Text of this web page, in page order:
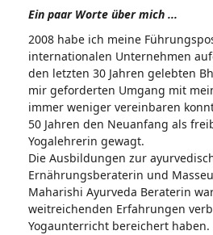
Ein paar Worte über mich ...
2008 habe ich meine
internationalen Unternehmen
den letzten 30 Jahren gelebten
mir geforderten Umgang mit
immer weniger vereinbaren
50 Jahren den Neuanfang als
Yogalehrerin gewagt.
Die Ausbildungen zur
Ernährungsberaterin und
Maharishi Ayurveda Beraterin
weitreichenden Erfahrungen
Yogaunterricht bereichert haben.